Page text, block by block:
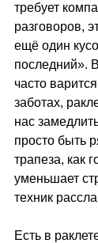
требует
разговоров,
ещё один
последний».
часто
заботах,
нас
просто быть
трапеза, как
уменьшает
техник
Есть в